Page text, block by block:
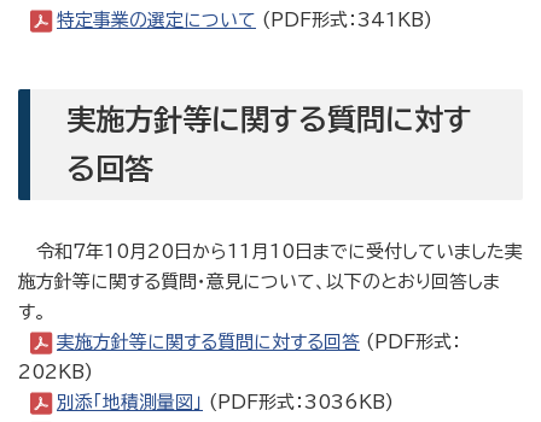
特定事業の選定について (PDF形式：341KB)
実施方針等に関する質問に対す
る回答
令和7年10月20日から11月10日までに受付していました実
施方針等に関する質問・意見について、以下のとおり回答しま
す。
実施方針等に関する質問に対する回答 (PDF形式：
202KB)
別添「地積測量図」 (PDF形式：3036KB)